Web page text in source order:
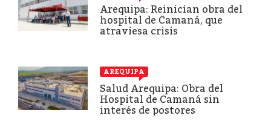
Arequipa: Reinician obra del
hospital de Camaná, que
atraviesa crisis
AREQUIPA
Salud Arequipa: Obra del
Hospital de Camaná sin
interés de postores